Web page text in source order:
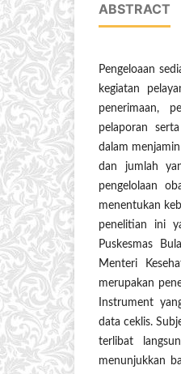
ABSTRACT
Pengeloaan
kegiatan
penerimaan,
pelaporan
dalam
dan jumlah
pengelolaan
menentukan
penelitian ini
Puskesmas
Menteri
merupakan
Instrument
data ceklis.
terlibat
menunjukkan